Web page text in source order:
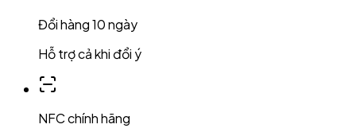
Đổi hàng 10 ngày
Hỗ trợ cả khi đổi ý
NFC chính hãng